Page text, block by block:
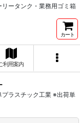
ータンク・業務用ゴミ箱
カート
利用案内
ラスチック工業 ※出荷単